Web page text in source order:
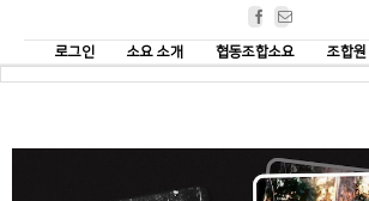
Facebook
로그인
소요 소개 협동조합소요 조합